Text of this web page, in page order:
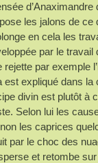
d’Anaximandre
les jalons de ce
en cela les
par le travail
par exemple
expliqué dans la
divin est plutôt à
Selon lui les
les caprices
par le choc des
et retombe